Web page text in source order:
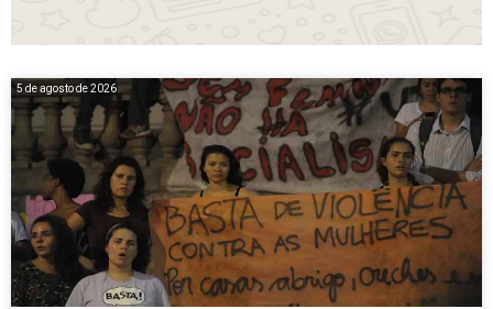
5 de agosto de 2026